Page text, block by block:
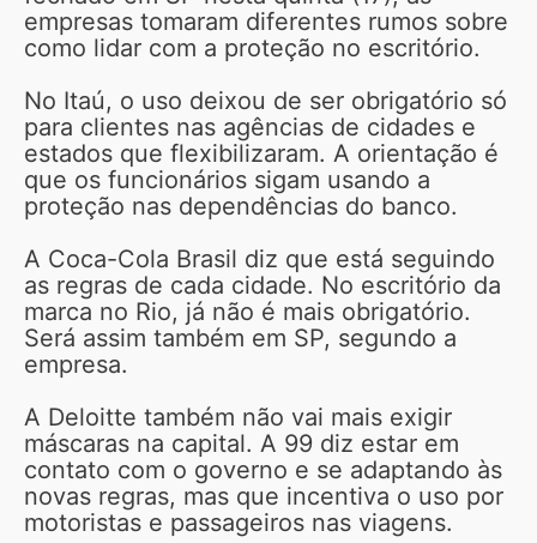
empresas tomaram diferentes rumos sobre
como lidar com a proteção no escritório.
No Itaú, o uso deixou de ser obrigatório só
para clientes nas agências de cidades e
estados que flexibilizaram. A orientação é
que os funcionários sigam usando a
proteção nas dependências do banco.
A Coca-Cola Brasil diz que está seguindo
as regras de cada cidade. No escritório da
marca no Rio, já não é mais obrigatório.
Será assim também em SP, segundo a
empresa.
A Deloitte também não vai mais exigir
máscaras na capital. A 99 diz estar em
contato com o governo e se adaptando às
novas regras, mas que incentiva o uso por
motoristas e passageiros nas viagens.